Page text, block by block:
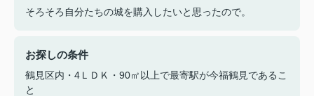
そろそろ自分たちの城を購入したいと思ったので。
お探しの条件
鶴見区内・4ＬＤＫ・90㎡以上で最寄駅が今福鶴見であるこ
と